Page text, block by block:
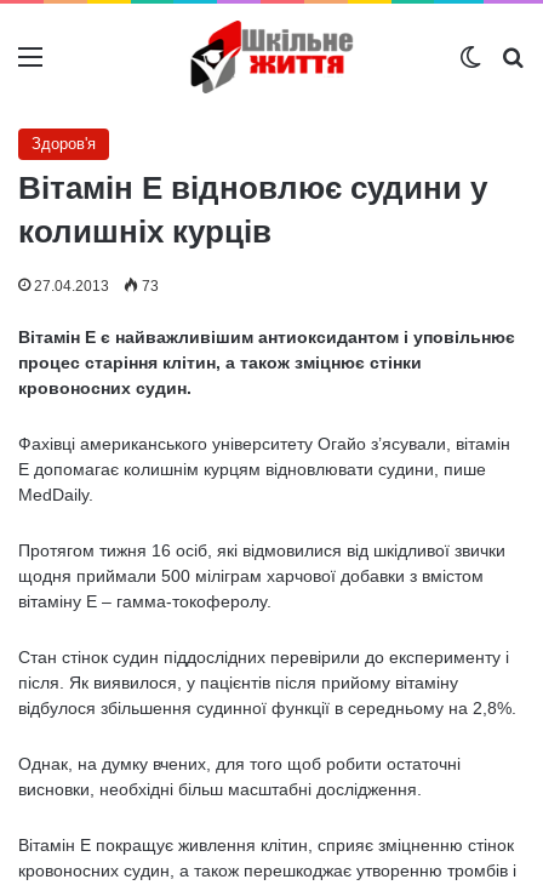
Меню
Здоров'я
Вітамін Е відновлює судини у
колишніх курців
27.04.2013 73
Вітамін Е є найважливішим антиоксидантом і уповільнює
процес старіння клітин, а також зміцнює стінки
кровоносних судин.
Фахівці американського університету Огайо з’ясували, вітамін
Е допомагає колишнім курцям відновлювати судини, пише
MedDaily.
Протягом тижня 16 осіб, які відмовилися від шкідливої ​​звички
щодня приймали 500 міліграм харчової добавки з вмістом
вітаміну Е – гамма-токоферолу.
Стан стінок судин піддослідних перевірили до експерименту і
після. Як виявилося, у пацієнтів після прийому вітаміну
відбулося збільшення судинної функції в середньому на 2,8%.
Однак, на думку вчених, для того щоб робити остаточні
висновки, необхідні більш масштабні дослідження.
Вітамін Е покращує живлення клітин, сприяє зміцненню стінок
кровоносних судин, а також перешкоджає утворенню тромбів і